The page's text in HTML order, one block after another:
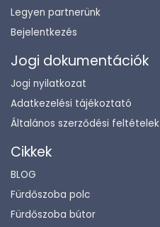
Legyen partnerünk
Bejelentkezés
Jogi dokumentációk
Jogi nyilatkozat
Adatkezelési tájékoztató
Általános szerződési feltételek
Cikkek
BLOG
Fürdőszoba polc
Fürdőszoba bútor